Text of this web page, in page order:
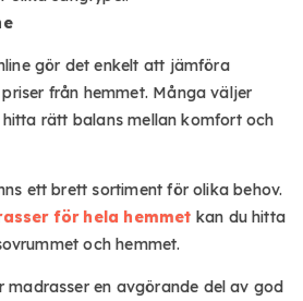
gör det enkelt att jämföra
från hemmet. Många väljer
rätt balans mellan komfort och
ett brett sortiment för olika behov.
för hela hemmet kan du hitta
och hemmet.
madrasser en avgörande del av god